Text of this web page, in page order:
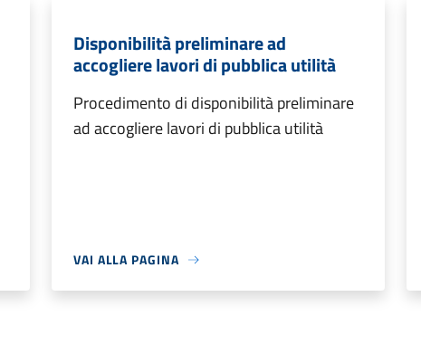
Disponibilità preliminare ad
accogliere lavori di pubblica utilità
Procedimento di disponibilità preliminare
ad accogliere lavori di pubblica utilità
VAI ALLA PAGINA